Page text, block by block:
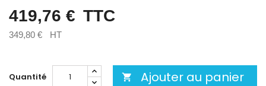
419,76 € TTC
349,80 € HT
Quantité  Ajouter au panier